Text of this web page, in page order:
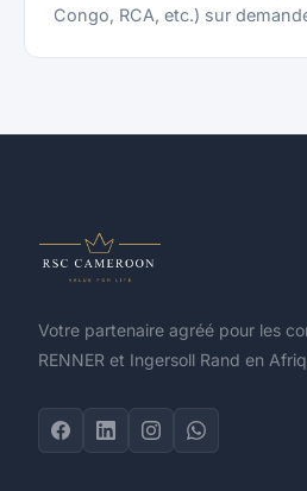
Congo, RCA, etc.) sur
Votre partenaire agréé pour les
RENNER et Ingersoll Rand en